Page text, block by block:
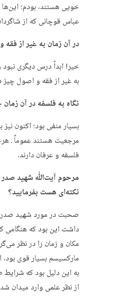
خویی هستند، بودم؛
عباس قوچانی که از
در آن زمان به غیر از
خیر! ابداً درس دیگری
به غیر از فقه و اصول چیز
نگاه به فلسفه در آن
بسیار منفی بود؛ اکنون
مرجعیت هستند عموماً ـ
فلسفه و عرفان دارند.
مرحوم آیت‌ﷲ شهید صدر
نکته‌ای هست بفرمایید؟
صحبت در مورد شهید صدر
داشت این بود که هنگامی
مارکسیسم بسیار قوی
به این دلیل بود که
از نظر علمی وارد میدان